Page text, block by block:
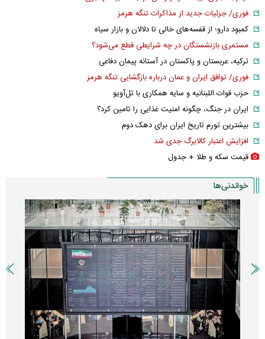
فوری/ جزئیات جدید از مذاکرات تنگه هرمز
کمبود دارو؛ از قفسه‌های خالی تا دلالان و بازار سیاه
مستمری بازنشستگان در چه شرایطی قطع می‌شود؟
ترکیه، عربستان و پاکستان در آستانه پیمان دفاعی
فوری/ توافق ایران و عمان درباره بازگشایی تنگه هرمز
حزب قوات اللبنانیه و سایه همکاری با تل‌آویو
ایران در جنگ، چگونه امنیت غذایی را تامین کرد؟
بیشترین تورم تاریخ ایران برای دهک دوم
افزایش اعتبار کالابرگ جدی شد
قیمت سکه و طلا + جدول
خواندنی‌ها